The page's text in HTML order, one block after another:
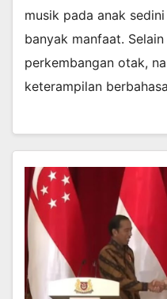
musik pada anak
banyak manfaat.
perkembangan otak,
keterampilan